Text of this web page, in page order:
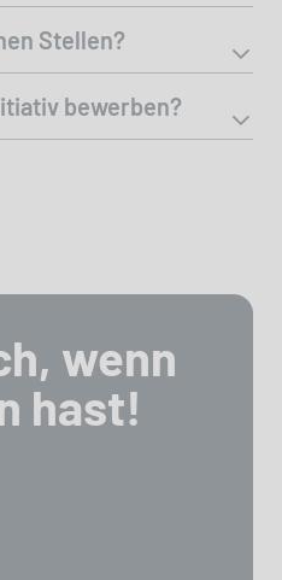
Stellen?
bewerben?
wenn
hast!